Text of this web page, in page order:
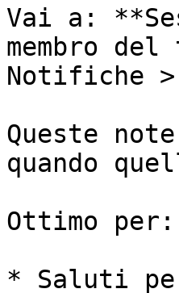
Vai a:
membro
Notifiche
Queste
quando
Ottimo per:
* Saluti